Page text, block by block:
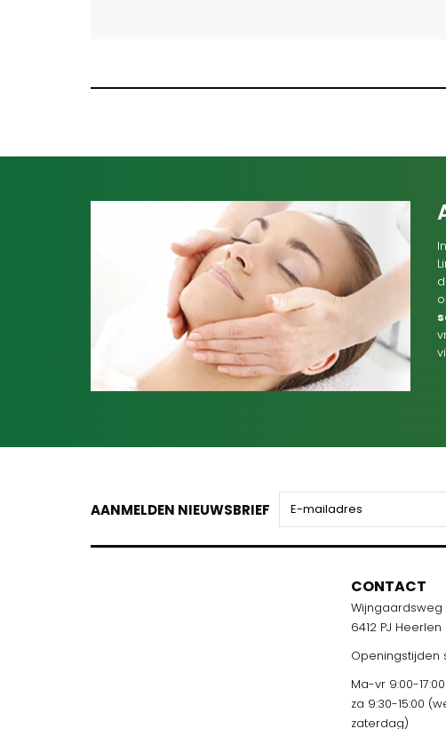
AANMELDEN NIEUWSBRIEF
CONTACT
Wijngaardsweg
6412 PJ Heerlen
Openingstijden
Ma-vr 9:00-17:00
za 9:30-15:00
zaterdag)